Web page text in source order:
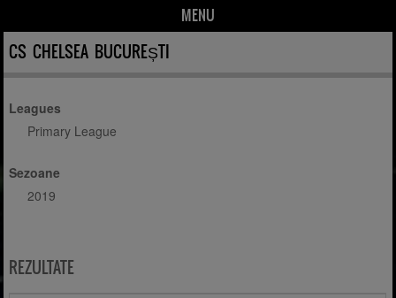
MENU
Skip to content
CS CHELSEA BUCUREȘTI
Leagues
Primary League
Sezoane
2019
REZULTATE